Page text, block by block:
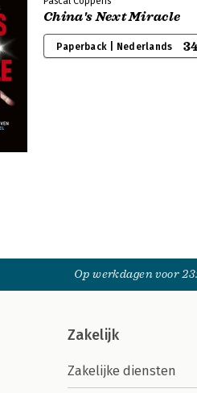
China's Next Miracle
Paperback | Nederlands
Op werkdagen voor
Zakelijk
Zakelijke diensten